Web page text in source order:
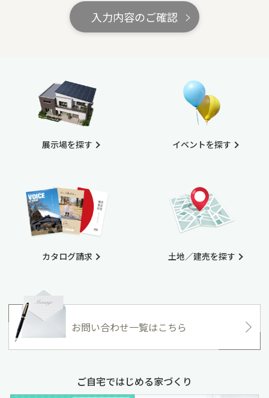
入力内容のご確認
展示場を探す
カタログ請求
イベントを探す
土地／建売を探す
お問い合わせ一覧はこちら
ご自宅ではじめる家づくり